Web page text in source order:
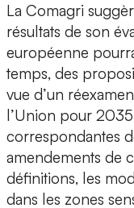
La Comagri
résultats de son
européenne
temps, des
vue d’un
l’Union pour
correspondantes
amendements de
définitions, les
dans les zones